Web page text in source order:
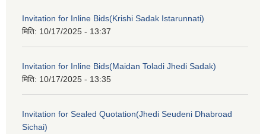
Invitation for Inline Bids(Krishi Sadak Istarunnati)
मिति: 10/17/2025 - 13:37
Invitation for Inline Bids(Maidan Toladi Jhedi Sadak)
मिति: 10/17/2025 - 13:35
Invitation for Sealed Quotation(Jhedi Seudeni Dhabroad
Sichai)